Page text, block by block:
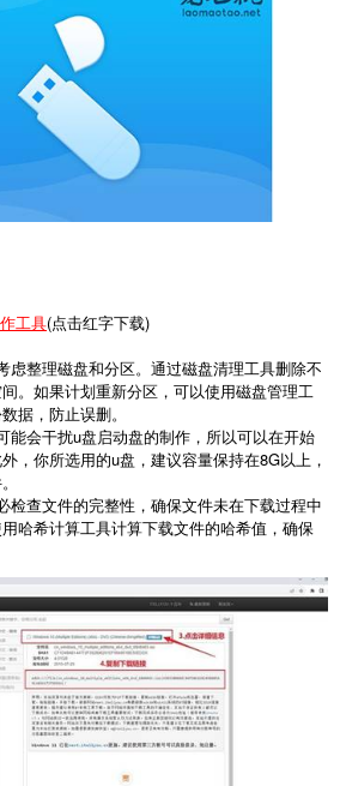
工具(点击红字下载)
虑整理磁盘和分区。通过磁盘清理工具删除不
。如果计划重新分区，可以使用磁盘管理工
据，防止误删。
能会干扰u盘启动盘的制作，所以可以在开始
，你所选用的u盘，建议容量保持在8G以上，
检查文件的完整性，确保文件未在下载过程中
哈希计算工具计算下载文件的哈希值，确保